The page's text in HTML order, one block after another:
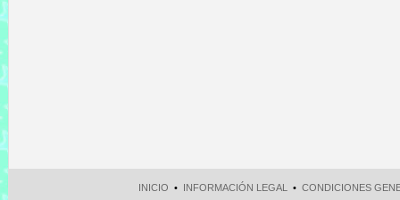
INICIO • INFORMACIÓN LEGAL • CONDICIONES